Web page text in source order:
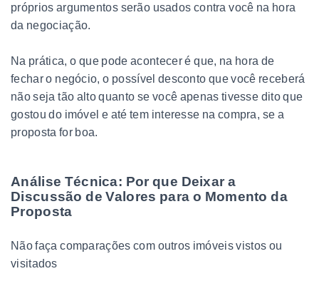
próprios argumentos serão usados contra você na hora
da negociação.
Na prática, o que pode acontecer é que, na hora de
fechar o negócio, o possível desconto que você receberá
não seja tão alto quanto se você apenas tivesse dito que
gostou do imóvel e até tem interesse na compra, se a
proposta for boa.
Análise Técnica: Por que Deixar a
Discussão de Valores para o Momento da
Proposta
Não faça comparações com outros imóveis vistos ou
visitados